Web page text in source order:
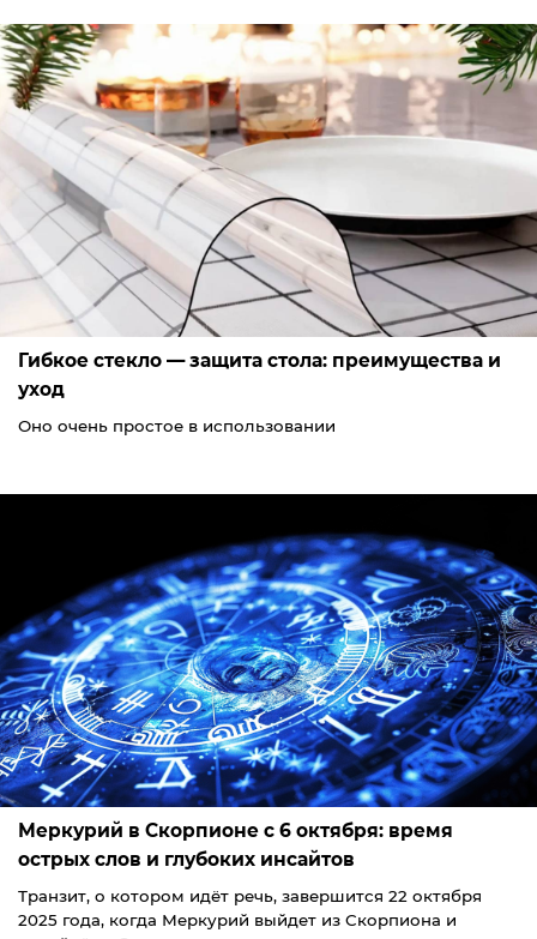
Гибкое стекло — защита стола: преимущества и
уход
Оно очень простое в использовании
Меркурий в Скорпионе с 6 октября: время
острых слов и глубоких инсайтов
Транзит, о котором идёт речь, завершится 22 октября
2025 года, когда Меркурий выйдет из Скорпиона и